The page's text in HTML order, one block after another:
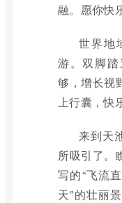
融。愿你快
世界地
游。双脚
够，增长视
上行囊，快
来到天
所吸引了。
写的“飞流
天”的壮丽